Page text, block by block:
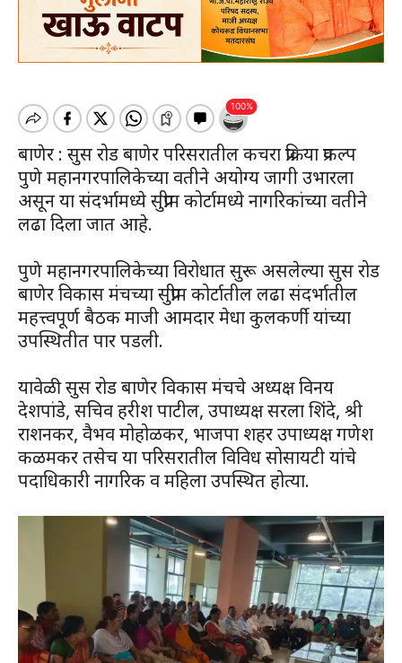
बाणेर : सुस रोड बाणेर परिसरातील कचरा प्रक्रिया प्रकल्प
पुणे महानगरपालिकेच्या वतीने अयोग्य जागी उभारला
असून या संदर्भामध्ये सुप्रीम कोर्टामध्ये नागरिकांच्या वतीने
लढा दिला जात आहे.
पुणे महानगरपालिकेच्या विरोधात सुरू असलेल्या सुस रोड
बाणेर विकास मंचच्या सुप्रीम कोर्टातील लढा संदर्भातील
महत्त्वपूर्ण बैठक माजी आमदार मेधा कुलकर्णी यांच्या
उपस्थितीत पार पडली.
यावेळी सुस रोड बाणेर विकास मंचचे अध्यक्ष विनय
देशपांडे, सचिव हरीश पाटील, उपाध्यक्ष सरला शिंदे, श्री
राशनकर, वैभव मोहोळकर, भाजपा शहर उपाध्यक्ष गणेश
कळमकर तसेच या परिसरातील विविध सोसायटी यांचे
पदाधिकारी नागरिक व महिला उपस्थित होत्या.